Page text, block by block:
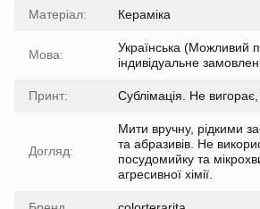
Матеріал: Кераміка
Мова:
Українська (Можливий
індивідуальне
Принт: Сублімація. Не
Догляд:
Мити вручну, рідкими
та абразивів. Не
посудомийку та
агресивної хімії.